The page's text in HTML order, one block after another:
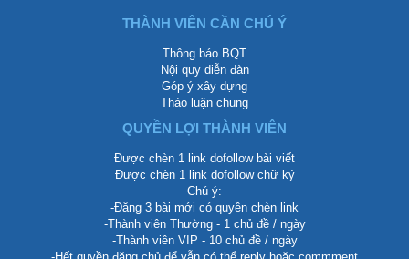
THÀNH VIÊN CẦN CHÚ Ý
Thông báo BQT
Nội quy diễn đàn
Góp ý xây dựng
Thảo luận chung
QUYỀN LỢI THÀNH VIÊN
Được chèn 1 link dofollow bài viết
Được chèn 1 link dofollow chữ ký
Chú ý:
-Đăng 3 bài mới có quyền chèn link
-Thành viên Thường - 1 chủ đề / ngày
-Thành viên VIP - 10 chủ đề / ngày